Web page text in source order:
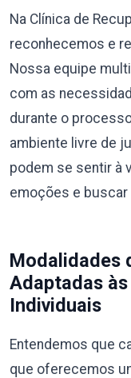
Na Clínica de
reconhecemos e
Nossa equipe
com as
durante o
ambiente livre de
podem se sentir à
emoções e buscar
Modalidades
Adaptadas
Individuais
Entendemos que
que oferecemos